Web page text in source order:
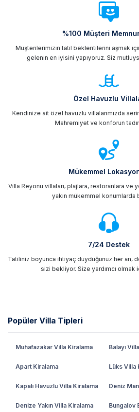
%100 Müşteri
Müşterilerimizin tatil beklentilerini aşmak
gelenin en iyisini yapıyoruz. Siz
Özel Havuzlu
Kendinize ait özel havuzlu villalarımızda
Mahremiyet ve konforun
Mükemmel
Villa Reyonu villaları, plajlara, restoranlara ve
yakın mükemmel konumlarda
7/24 Destek
Tatiliniz boyunca ihtiyaç duyduğunuz her an,
sizi bekliyor. Size yardımcı olmak
Popüler Villa Tipleri
Muhafazakar Villa Kiralama Balayı
Apart Kiralama Lüks Villa
Kapalı Havuzlu Villa Kiralama Deniz
Denize Yakın Villa Kiralama Bungalov